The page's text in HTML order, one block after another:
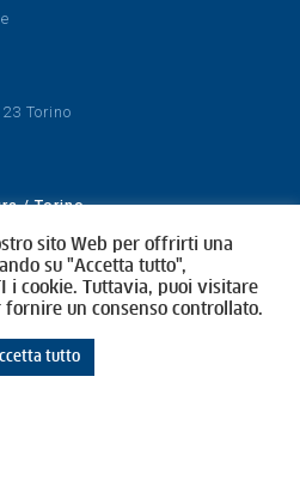
Torino
/ Torino
sito Web per offrirti una
su "Accetta tutto",
i cookie. Tuttavia, puoi visitare
un consenso controllato.
tutto